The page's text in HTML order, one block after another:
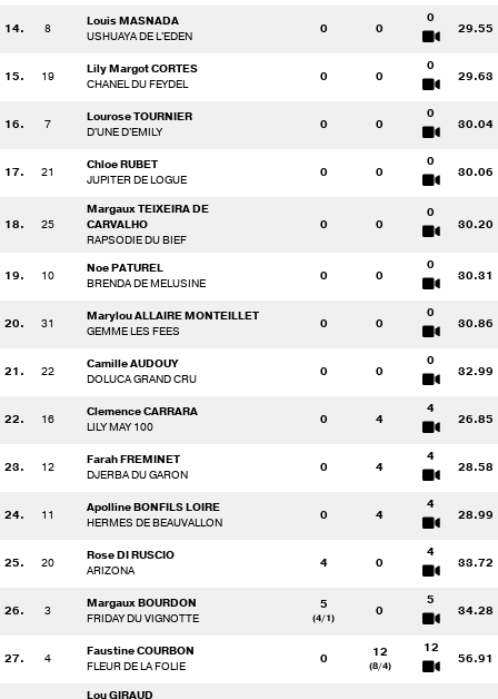
14. 8
Louis MASNADA
USHUAYA DE L'EDEN
0 0
0
29.55
15. 19
Lily Margot CORTES
CHANEL DU FEYDEL
0 0
0
29.63
16. 7
Lourose TOURNIER
D'UNE D'EMILY
0 0
0
30.04
17. 21
Chloe RUBET
JUPITER DE LOGUE
0 0
0
30.06
18. 25
Margaux TEIXEIRA DE
CARVALHO
RAPSODIE DU BIEF
0 0
0
30.20
19. 10
Noe PATUREL
BRENDA DE MELUSINE
0 0
0
30.31
20. 31
Marylou ALLAIRE MONTEILLET
GEMME LES FEES
0 0
0
30.86
21. 22
Camille AUDOUY
DOLUCA GRAND CRU
0 0
0
32.99
22. 16
Clemence CARRARA
LILY MAY 100
0 4
4
26.85
23. 12
Farah FREMINET
DJERBA DU GARON
0 4
4
28.58
24. 11
Apolline BONFILS LOIRE
HERMES DE BEAUVALLON
0 4
4
28.99
25. 20
Rose DI RUSCIO
ARIZONA
4 0
4
33.72
26. 3
Margaux BOURDON
FRIDAY DU VIGNOTTE
5
(4/1)
0
5
34.28
27. 4
Faustine COURBON
FLEUR DE LA FOLIE
0 12
(8/4)
12
56.91
Lou GIRAUD